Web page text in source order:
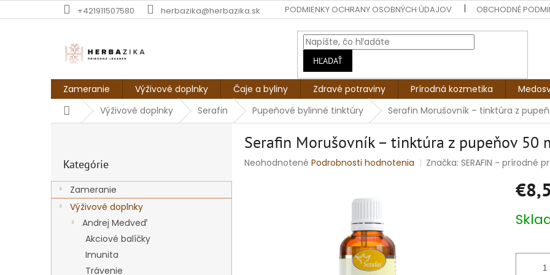
na
+421911507580 herbazika@herbazika.sk PODMIENKY OCHRANY OSOBNÝCH ÚDAJOV OBCHODNÉ
HĽADAŤ
Zameranie Výživové doplnky Čaje a byliny Zdravé potraviny Prírodná kozmetika
DomovVýživové doplnky Serafin Pupeňové bylinné tinktúry Serafin Morušovník – tinktúra z
ý
p
kategórie
Kategórie
Zameranie
Výživové doplnky
Andrej Medveď
Akciové balíčky
Imunita
Trávenie
Serafin Morušovník – tinktúra z pupeňov 50
Priemerné
Neohodnotené Podrobnosti hodnotenia Značka:SERAFIN - prírodné
cena: